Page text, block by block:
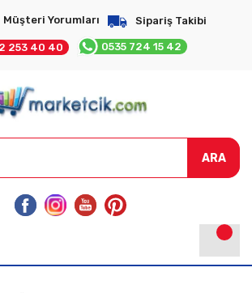
Müşteri Yorumları Sipariş Takibi
253 40 40 0535 724 15 42
ARA